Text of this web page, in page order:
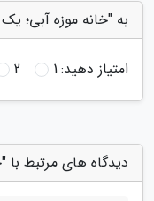
به "خانه موزه آبی؛ یک
امتیاز دهید:1
2
دیدگاه های مرتبط با